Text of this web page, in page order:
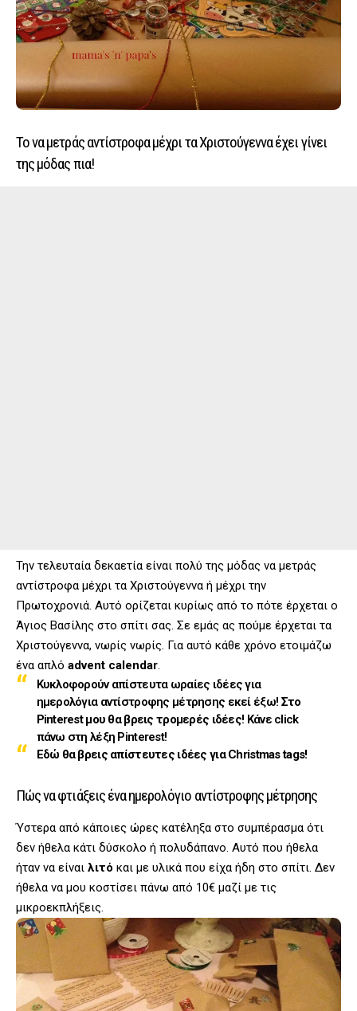
Το να μετράς αντίστροφα μέχρι τα Χριστούγεννα έχει γίνει
της μόδας πια!
Την τελευταία δεκαετία είναι πολύ της μόδας να μετράς
αντίστροφα μέχρι τα Χριστούγεννα ή μέχρι την
Πρωτοχρονιά. Αυτό ορίζεται κυρίως από το πότε έρχεται ο
Άγιος Βασίλης στο σπίτι σας. Σε εμάς ας πούμε έρχεται τα
Χριστούγεννα, νωρίς νωρίς. Για αυτό κάθε χρόνο ετοιμάζω
ένα απλό advent calendar.
Κυκλοφορούν απίστευτα ωραίες ιδέες για
ημερολόγια αντίστροφης μέτρησης εκεί έξω! Στο
Pinterest μου θα βρεις τρομερές ιδέες! Κάνε click
πάνω στη λέξη Pinterest!
Εδώ θα βρεις απίστευτες ιδέες για Christmas tags!
Πώς να φτιάξεις ένα ημερολόγιο αντίστροφης μέτρησης
Ύστερα από κάποιες ώρες κατέληξα στο συμπέρασμα ότι
δεν ήθελα κάτι δύσκολο ή πολυδάπανο. Αυτό που ήθελα
ήταν να είναι λιτό και με υλικά που είχα ήδη στο σπίτι. Δεν
ήθελα να μου κοστίσει πάνω από 10€ μαζί με τις
μικροεκπλήξεις.